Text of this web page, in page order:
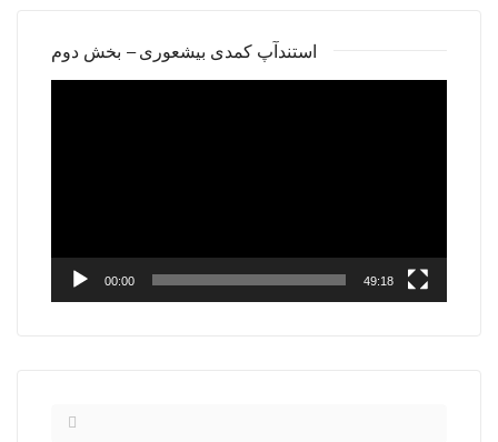
استندآپ کمدی بیشعوری – بخش دوم
00:00 49:18